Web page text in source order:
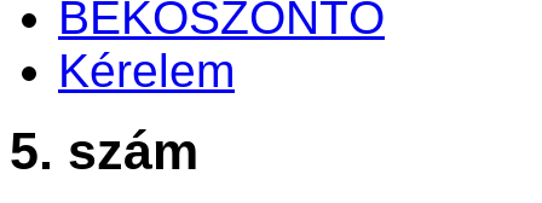
BEKÖSZÖNTŐ
Kérelem
5. szám